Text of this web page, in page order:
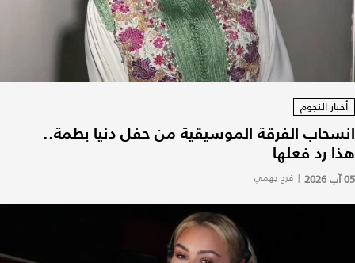
أخبار النجوم
انسحاب الفرقة الموسيقية من حفل دنيا بطمة..
هذا رد فعلها
05 آب 2026 | فرح جهمي